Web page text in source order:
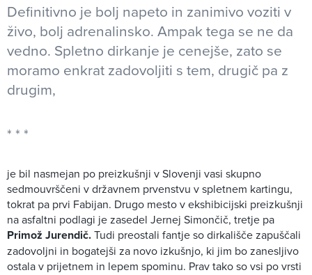
Definitivno je bolj napeto in zanimivo voziti v
živo, bolj adrenalinsko. Ampak tega se ne da
vedno. Spletno dirkanje je cenejše, zato se
moramo enkrat zadovoljiti s tem, drugič pa z
drugim,
je bil nasmejan po preizkušnji v Slovenji vasi skupno
sedmouvrščeni v državnem prvenstvu v spletnem kartingu,
tokrat pa prvi Fabijan. Drugo mesto v ekshibicijski preizkušnji
na asfaltni podlagi je zasedel Jernej Simončič, tretje pa
Primož Jurendič.Tudi preostali fantje so dirkališče zapuščali
zadovoljni in bogatejši za novo izkušnjo, ki jim bo zanesljivo
ostala v prijetnem in lepem spominu. Prav tako so vsi po vrsti